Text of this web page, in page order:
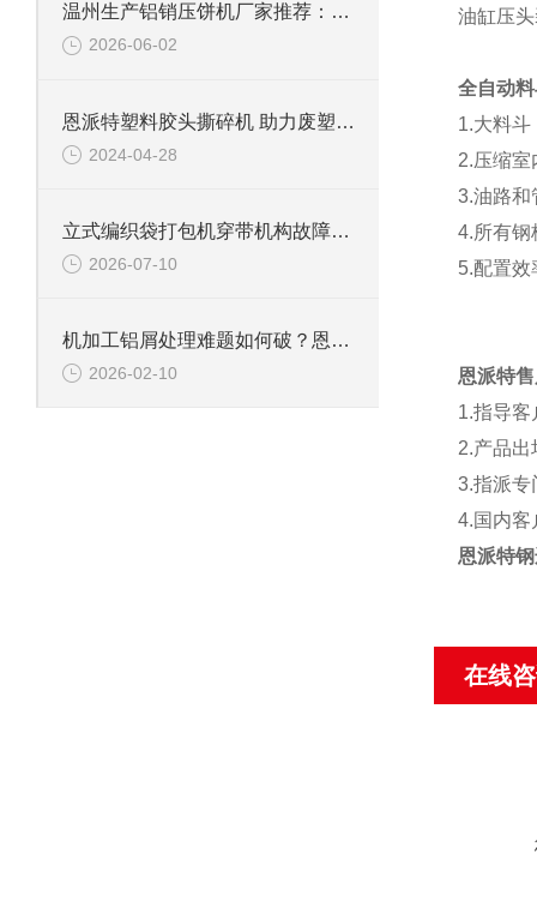
温州生产铝销压饼机厂家推荐：为什么恩派特成为行业优选？
2026-06-02
恩派特塑料胶头撕碎机 助力废塑料回收有一手！
2024-04-28
立式编织袋打包机穿带机构故障处理：送带不到位/退带困难检修
2026-07-10
机加工铝屑处理难题如何破？恩派特铝屑压块机给你答案！
2026-02-10
油缸压
全自动
1.大料斗
2.压缩室
3.油路和
4.所有钢
5.配置效
恩派特
1.指导客
2.产品出
3.指派专
4.国内
恩派特
在线